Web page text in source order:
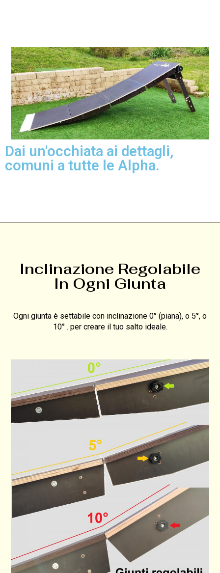
Dai un'occhiata ai dettagli,
comuni a tutte le Alpha.
Inclinazione Regolabile
In Ogni Giunta
Ogni giunta è settabile con inclinazione 0° (piana), o 5°, o
10° . per creare il tuo salto ideale.